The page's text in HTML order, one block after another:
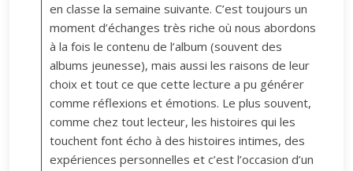
en classe la semaine suivante. C’est toujours un
moment d’échanges très riche où nous abordons
à la fois le contenu de l’album (souvent des
albums jeunesse), mais aussi les raisons de leur
choix et tout ce que cette lecture a pu générer
comme réflexions et émotions. Le plus souvent,
comme chez tout lecteur, les histoires qui les
touchent font écho à des histoires intimes, des
expériences personnelles et c’est l’occasion d’un